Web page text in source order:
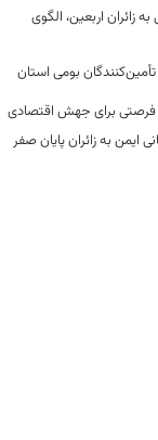
زائران اربعین، الگوی
تأمین‌کنندگان بومی استان
برای جهش اقتصادی
به زائران پایان صفر